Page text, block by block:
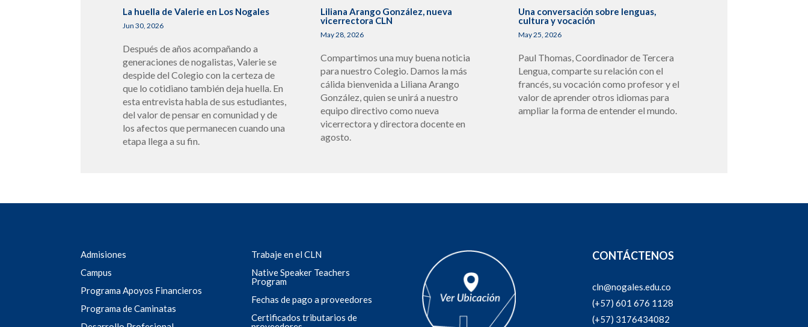
La huella de Valerie en Los Nogales
Jun 30, 2026
Después de años acompañando a
generaciones de nogalistas, Valerie se
despide del Colegio con la certeza de
que lo cotidiano también deja huella. En
esta entrevista habla de sus estudiantes,
del valor de pensar en comunidad y de
los afectos que permanecen cuando una
etapa llega a su fin.
Liliana Arango González, nueva
vicerrectora CLN
May 28, 2026
Compartimos una muy buena noticia
para nuestro Colegio. Damos la más
cálida bienvenida a Liliana Arango
González, quien se unirá a nuestro
equipo directivo como nueva
vicerrectora y directora docente en
agosto.
Una conversación sobre lenguas,
cultura y vocación
May 25, 2026
Paul Thomas, Coordinador de Tercera
Lengua, comparte su relación con el
francés, su vocación como profesor y el
valor de aprender otros idiomas para
ampliar la forma de entender el mundo.
Admisiones
Campus
Programa Apoyos Financieros
Programa de Caminatas
Trabaje en el CLN
Native Speaker Teachers
Program
Fechas de pago a proveedores
Certificados tributarios de
CONTÁCTENOS
cln@nogales.edu.co
(+57) 601 676 1128
(+57) 3176434082